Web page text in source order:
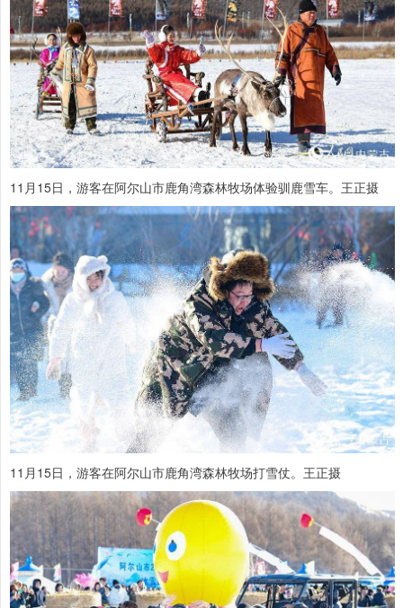
11月15日，游客在阿尔山市鹿角湾森林牧场体验驯鹿雪车。王正摄
11月15日，游客在阿尔山市鹿角湾森林牧场打雪仗。王正摄